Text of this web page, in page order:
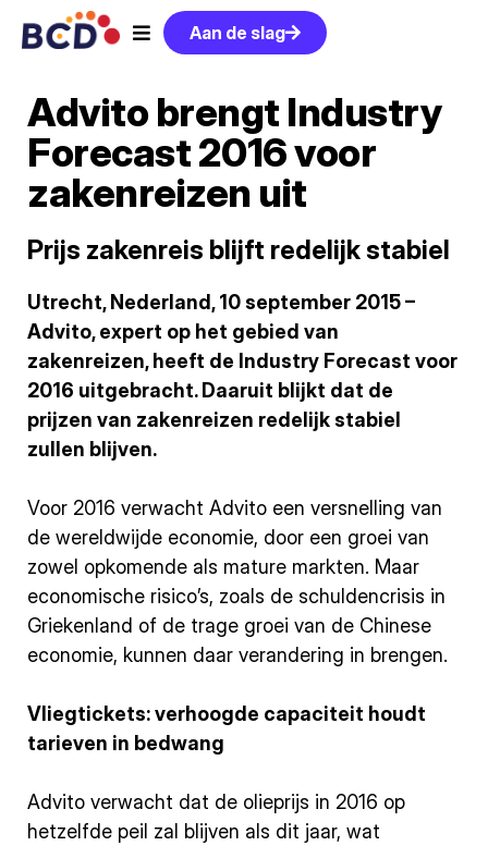
Aan de slag
Advito brengt Industry
Forecast 2016 voor
zakenreizen uit
Prijs zakenreis blijft redelijk stabiel
Utrecht, Nederland, 10 september 2015 –
Advito, expert op het gebied van
zakenreizen, heeft de Industry Forecast voor
2016 uitgebracht. Daaruit blijkt dat de
prijzen van zakenreizen redelijk stabiel
zullen blijven.
Voor 2016 verwacht Advito een versnelling van
de wereldwijde economie, door een groei van
zowel opkomende als mature markten. Maar
economische risico’s, zoals de schuldencrisis in
Griekenland of de trage groei van de Chinese
economie, kunnen daar verandering in brengen.
Vliegtickets: verhoogde capaciteit houdt
tarieven in bedwang
Advito verwacht dat de olieprijs in 2016 op
hetzelfde peil zal blijven als dit jaar, wat